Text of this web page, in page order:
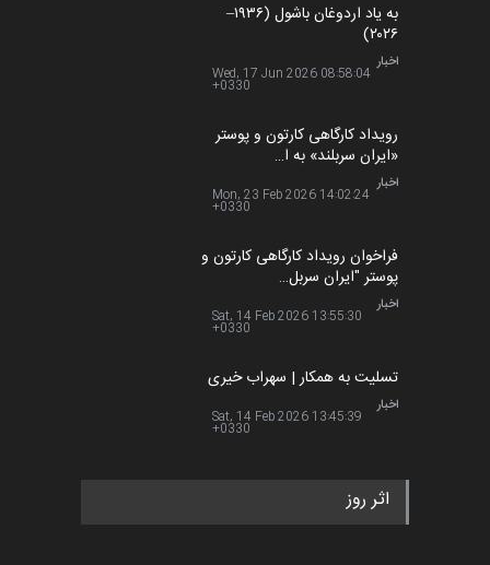
به یاد اردوغان باشول (۱۹۳۶–
۲۰۲۶)
اخبار
Wed, 17 Jun 2026 08:58:04
+0330
رویداد کارگاهی کارتون و پوستر
«ایران سربلند» به ا…
اخبار
Mon, 23 Feb 2026 14:02:24
+0330
فراخوان رویداد کارگاهی کارتون و
پوستر "ایران سربل…
اخبار
Sat, 14 Feb 2026 13:55:30
+0330
تسلیت به همکار | سهراب خیری
اخبار
Sat, 14 Feb 2026 13:45:39
+0330
اثر روز